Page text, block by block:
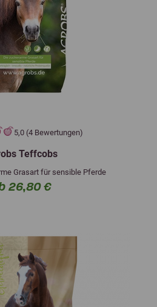
5,0 (4 Bewertungen)
Teffcobs
Grasart für sensible Pferde
26,80 €